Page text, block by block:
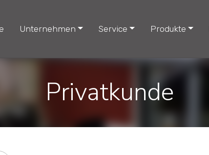
Unternehmen Service Produkte
Privatkunde